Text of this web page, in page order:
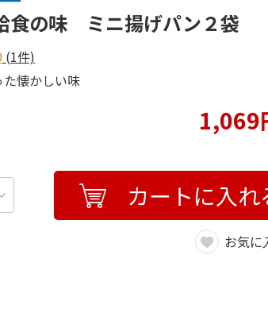
食の味 ミニ揚げパン２袋
(1件)
懐かしい味
1,069
カートに入れ
お気に